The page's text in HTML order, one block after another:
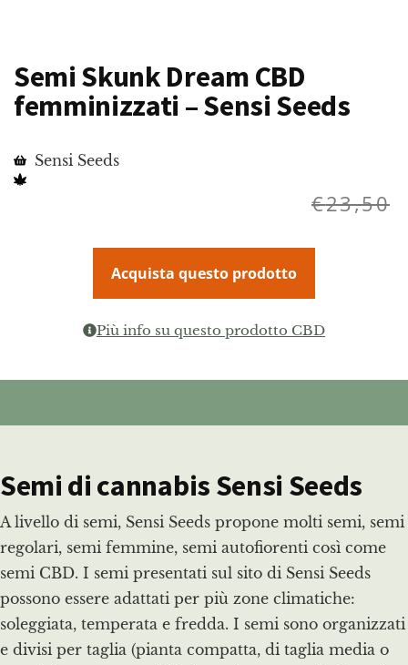
Semi Skunk Dream CBD
femminizzati – Sensi Seeds
Sensi Seeds
€23,50
Acquista questo prodotto
Più info su questo prodotto CBD
Semi di cannabis Sensi Seeds
A livello di semi, Sensi Seeds propone molti semi, semi
regolari, semi femmine, semi autofiorenti così come
semi CBD. I semi presentati sul sito di Sensi Seeds
possono essere adattati per più zone climatiche:
soleggiata, temperata e fredda. I semi sono organizzati
e divisi per taglia (pianta compatta, di taglia media o